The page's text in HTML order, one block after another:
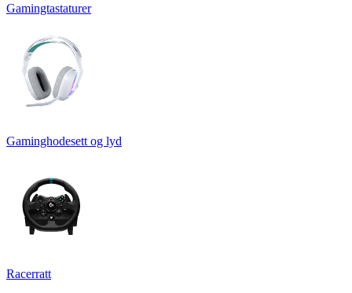
Gamingtastaturer
Gaminghodesett og lyd
Racerratt